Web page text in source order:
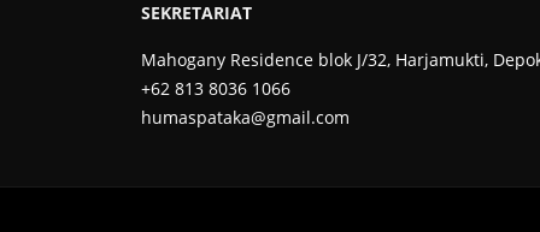
SEKRETARIAT
Mahogany Residence blok J/32, Harjamukti,
+62 813 8036 1066
humaspataka@gmail.com